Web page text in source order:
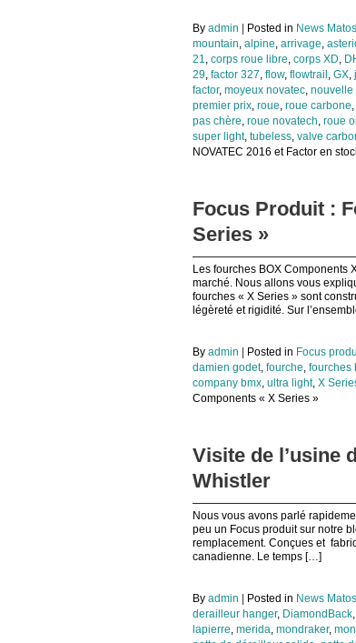
By admin Posted in News Matos
mountain, alpine, arrivage,
21, corps roue libre, corps XD,
29, factor 327, flow, flowtrail , GX,
factor, moyeux novatec, nouvelle
premier prix, roue, roue carbone,
pas chère, roue novatech, roue
super light, tubeless, valve
NOVATEC 2016 et Factor en
Focus Produit :
Series »
Les fourches BOX Components
marché. Nous allons vous
fourches « X Series » sont
légèreté et rigidité. Sur
By admin Posted in Focus
damien godet, fourche, fourches
company bmx, ultra light, X
Components « X Series »
Visite de l’usine
Whistler
Nous vous avons parlé
peu un Focus produit sur notre
remplacement. Conçues et
canadienne. Le temps […]
By admin Posted in News Matos
derailleur hanger, DiamondBack,
lapierre, merida, mondraker,